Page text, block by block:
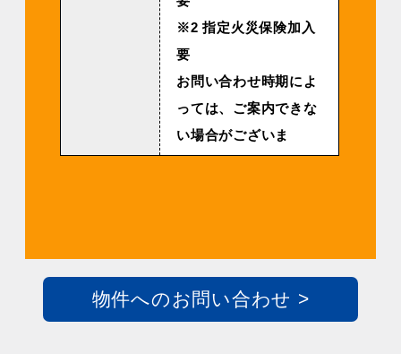
※2 指定火災保険加入
要
お問い合わせ時期によ
っては、ご案内できな
い場合がございま
物件へのお問い合わせ >